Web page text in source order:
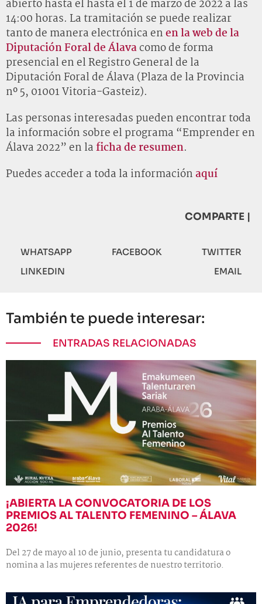
abierto hasta el hasta el 1 de marzo de 2022 a las
14:00 horas. La tramitación se puede realizar
tanto de manera electrónica enen la web de la
Diputación Foral de Álavacomo de forma
presencial en el Registro General de la
Diputación Foral de Álava (Plaza de la Provincia
nº 5, 01001 Vitoria-Gasteiz).
Las personas interesadas pueden encontrar toda
la información sobre el programa “Emprender en
Álava 2022” en laficha de resumen.
Puedes acceder a toda la informaciónaquí
COMPARTE |
WHATSAPP FACEBOOK
TWITTER
LINKEDIN
EMAIL
También te puede interesar:
ENTRADAS RELACIONADAS
¡ABIERTA LA CONVOCATORIA DE LOS
PREMIOS AL TALENTO FEMENINO – ÁLAVA
2026!
Del 27 de mayo al 10 de junio, presenta tu candidatura o
nomina a las mujeres referentes de nuestro territorio.